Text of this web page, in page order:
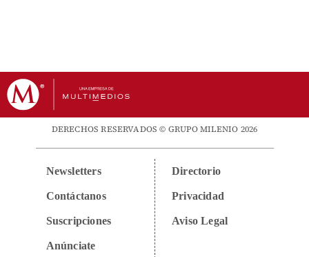
DERECHOS RESERVADOS © GRUPO MILENIO 2026
Newsletters
Contáctanos
Suscripciones
Anúnciate
Directorio
Privacidad
Aviso Legal